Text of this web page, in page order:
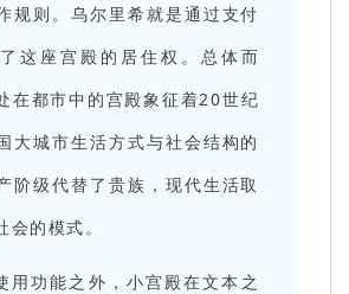
规则。乌尔里希就是通过支付
这座宫殿的居住权。总体而
在都市中的宫殿象征着20世纪
大城市生活方式与社会结构的
阶级代替了贵族，现代生活取
会的模式。
用功能之外，小宫殿在文本之